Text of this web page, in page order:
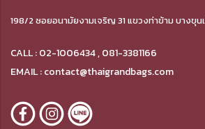
198/2 ซอยอนามัยงามเจริญ 31 แขวงท่าข้าม บางขุน
CALL : 02-1006434 , 081-3381166
EMAIL : contact@thaigrandbags.com